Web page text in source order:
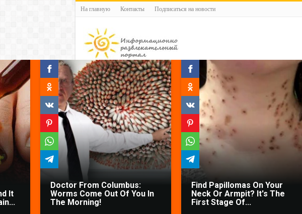
На главную Контакты Подписаться на новости
It
Doctor From Columbus:
Worms Come Out Of You In
The Morning!
Find Papillomas On Your
Neck Or Armpit? It's The
First Stage Of...